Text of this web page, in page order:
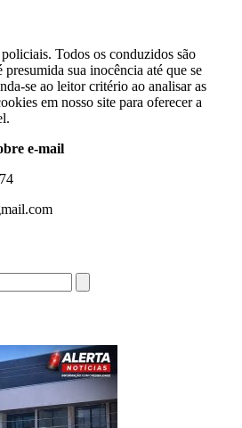
Todos os conduzidos são
presumida sua inocência até que se
se ao leitor critério ao analisar as
em nosso site para oferecer a
e-mail